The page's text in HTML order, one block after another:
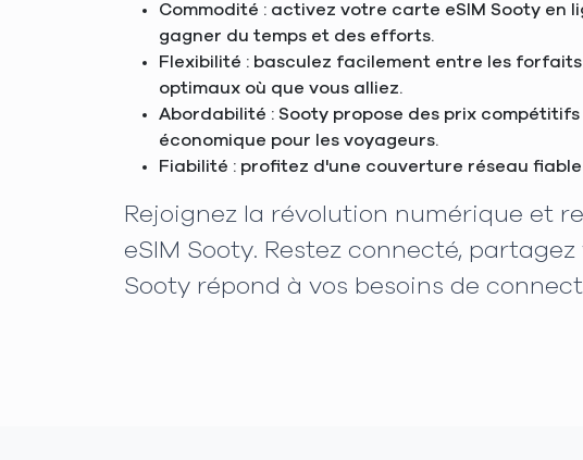
Commodité : activez votre carte eSIM Sooty en
gagner du temps et des efforts.
Flexibilité : basculez facilement entre les
optimaux où que vous alliez.
Abordabilité : Sooty propose des prix
économique pour les voyageurs.
Fiabilité : profitez d'une couverture réseau
Rejoignez la révolution numérique et
eSIM Sooty. Restez connecté,
Sooty répond à vos besoins de